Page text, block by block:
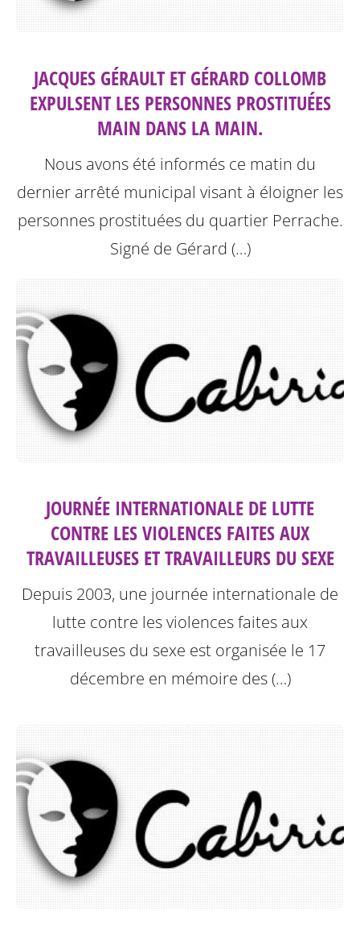
JACQUES GÉRAULT ET GÉRARD COLLOMB
EXPULSENT LES PERSONNES PROSTITUÉES
MAIN DANS LA MAIN.
Nous avons été informés ce matin du
dernier arrêté municipal visant à éloigner les
personnes prostituées du quartier Perrache.
Signé de Gérard (…)
JOURNÉE INTERNATIONALE DE LUTTE
CONTRE LES VIOLENCES FAITES AUX
TRAVAILLEUSES ET TRAVAILLEURS DU SEXE
Depuis 2003, une journée internationale de
lutte contre les violences faites aux
travailleuses du sexe est organisée le 17
décembre en mémoire des (…)